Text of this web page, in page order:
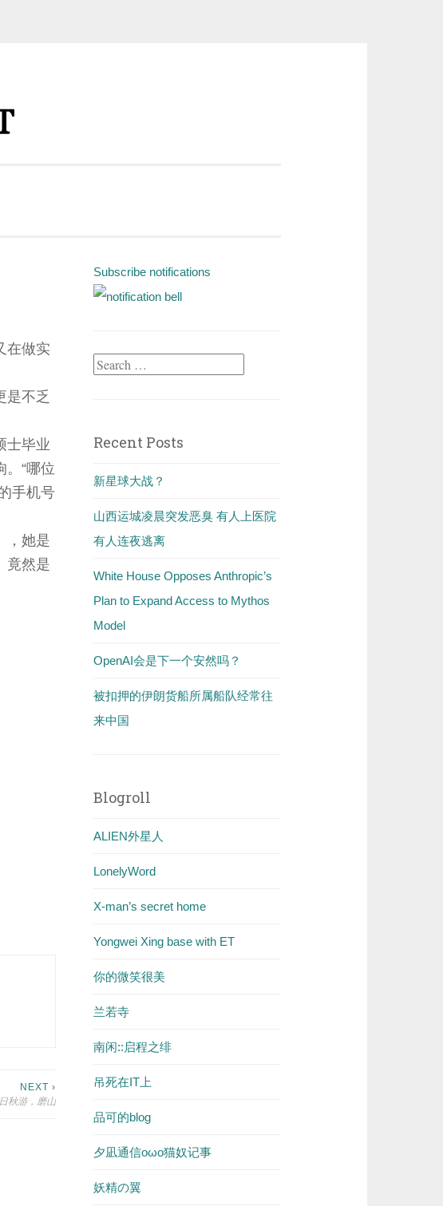
在做实
是不乏
士毕业
“哪位
手机号
，她是
竟然是
NEXT ›
秋游，磨山
Subscribe notifications
Search
Recent Posts
新星球大战？
山西运城凌晨突发恶臭 有人上医院
有人连夜逃离
White House Opposes Anthropic’s
Plan to Expand Access to Mythos
Model
OpenAI会是下一个安然吗？
被扣押的伊朗货船所属船队经常往
来中国
Blogroll
ALIEN外星人
LonelyWord
X-man’s secret home
Yongwei Xing base with ET
你的微笑很美
兰若寺
南闲::启程之绯
吊死在IT上
品可的blog
夕凪通信oωo猫奴记事
妖精の翼